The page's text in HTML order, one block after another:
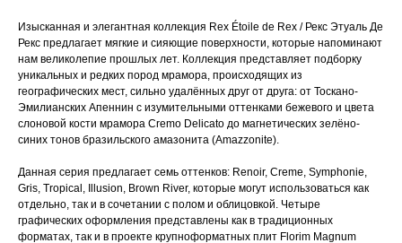
Изысканная и элегантная коллекция Rex Étoile de Rex / Рекс Этуаль Де
Рекс предлагает мягкие и сияющие поверхности, которые напоминают
нам великолепие прошлых лет. Коллекция представляет подборку
уникальных и редких пород мрамора, происходящих из
географических мест, сильно удалённых друг от друга: от Тоскано-
Эмилианских Апеннин с изумительными оттенками бежевого и цвета
слоновой кости мрамора Cremo Delicato до магнетических зелёно-
синих тонов бразильского амазонита (Amazzonite).
Данная серия предлагает семь оттенков: Renoir, Creme, Symphonie,
Gris, Tropical, Illusion, Brown River, которые могут использоваться как
отдельно, так и в сочетании с полом и облицовкой. Четыре
графических оформления представлены как в традиционных
форматах, так и в проекте крупноформатных плит Florim Magnum